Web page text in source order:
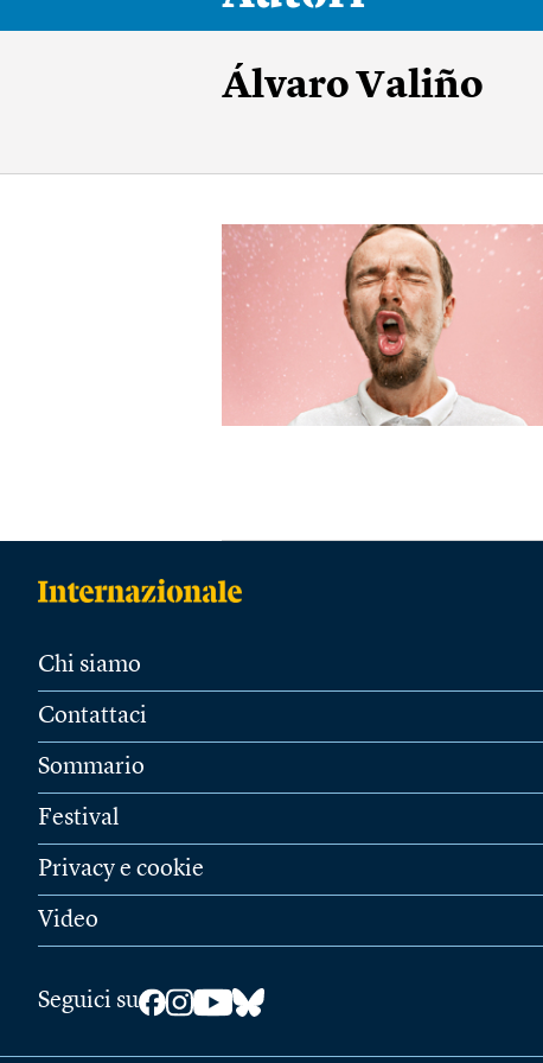
Álvaro Valiño
Chi siamo
Contattaci
Sommario
Festival
Privacy e cookie
Video
Seguici su